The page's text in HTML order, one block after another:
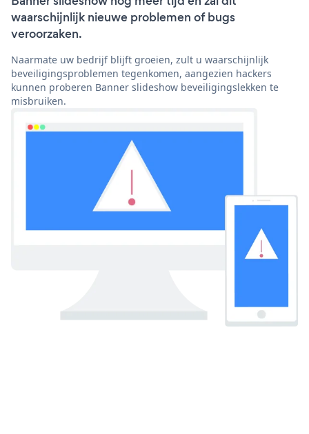
waarschijnlijk nieuwe problemen of bugs
veroorzaken.
Naarmate uw bedrijf blijft groeien, zult u waarschijnlijk
beveiligingsproblemen tegenkomen, aangezien hackers
kunnen proberen Banner slideshow beveiligingslekken te
misbruiken.